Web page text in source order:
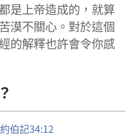
是上帝造成的，就算
漠不關心。對於這個
的解釋也許會令你感
約伯記34:12